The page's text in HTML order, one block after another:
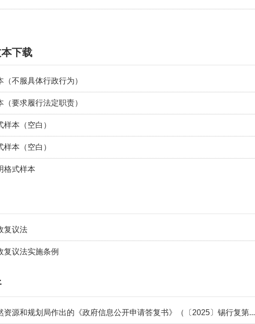
下载
不服具体行政行为）
要求履行法定职责）
本（空白）
本（空白）
格式样本
复议法
复议法实施条例
资源和规划局作出的《政府信息公开申请答复书》（〔2025〕锡行复第...